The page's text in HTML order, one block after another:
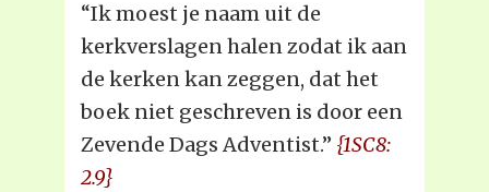
“Ik moest je naam uit de
kerkverslagen halen zodat ik aan
de kerken kan zeggen, dat het
boek niet geschreven is door een
Zevende Dags Adventist.” {1SC8:
2.9}